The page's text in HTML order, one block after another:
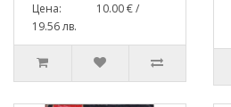
Цена: 10.00 € /
19.56 лв.